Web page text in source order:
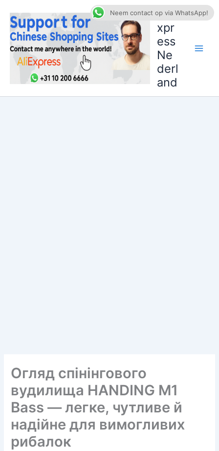
naar
inhoud
AliE
xpr
ess
Ne
derl
and
Огляд спінінгового
вудилища HANDING M1
Bass — легке, чутливе й
надійне для вимогливих
рибалок
Neem contact op via WhatsApp!